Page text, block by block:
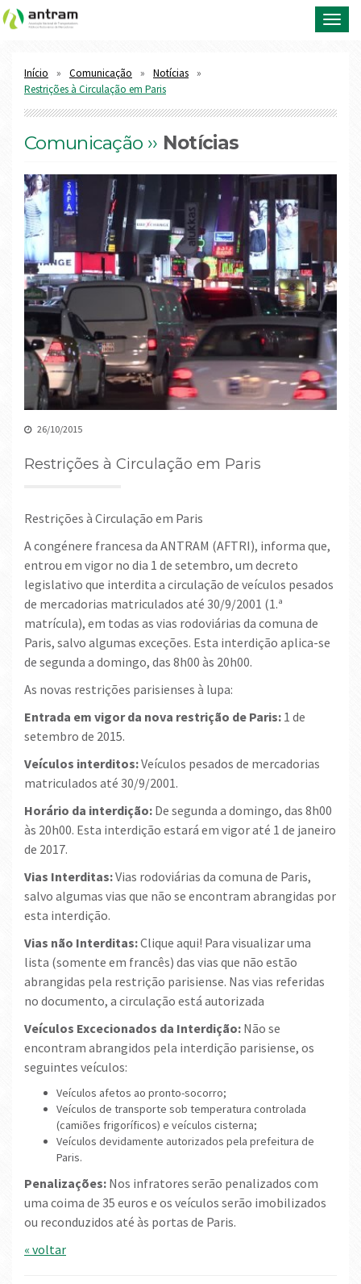
Início Comunicação
Notícias
Restrições à Circulação em Paris
Comunicação ›› Notícias
26/10/2015
Restrições à Circulação em Paris
Restrições à Circulação em Paris
A congénere francesa da ANTRAM (AFTRI), informa que,
entrou em vigor no dia 1 de setembro, um decreto
legislativo que interdita a circulação de veículos pesados
de mercadorias matriculados até 30/9/2001 (1.ª
matrícula), em todas as vias rodoviárias da comuna de
Paris, salvo algumas exceções. Esta interdição aplica-se
de segunda a domingo, das 8h00 às 20h00.
As novas restrições parisienses à lupa:
Entrada em vigor da nova restrição de Paris: 1 de
setembro de 2015.
Veículos interditos:Veículos pesados de mercadorias
matriculados até 30/9/2001.
Horário da interdição: De segunda a domingo, das 8h00
às 20h00. Esta interdição estará em vigor até 1 de janeiro
de 2017.
Vias Interditas:Vias rodoviárias da comuna de Paris,
salvo algumas vias que não se encontram abrangidas por
esta interdição.
Vias não Interditas:Clique aqui! Para visualizar uma
lista (somente em francês) das vias que não estão
abrangidas pela restrição parisiense. Nas vias referidas
no documento, a circulação está autorizada
Veículos Excecionados da Interdição: Não se
encontram abrangidos pela interdição parisiense, os
seguintes veículos:
Veículos afetos ao pronto-socorro;
Veículos de transporte sob temperatura controlada
(camiões frigoríficos) e veículos cisterna;
Veículos devidamente autorizados pela prefeitura de
Paris.
Penalizações: Nos infratores serão penalizados com
uma coima de 35 euros e os veículos serão imobilizados
ou reconduzidos até às portas de Paris.
« voltar